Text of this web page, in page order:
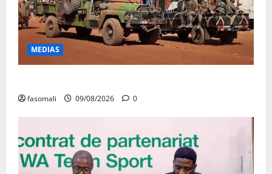
MEDIAS
fasomali 09/08/2026 0